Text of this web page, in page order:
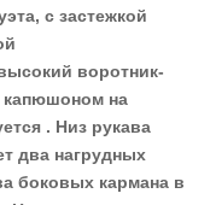
с застежкой
воротник-
капюшоном на
. Низ рукава
два нагрудных
боковых кармана в